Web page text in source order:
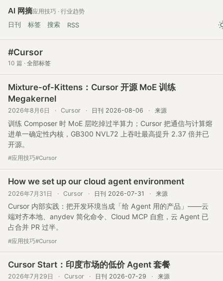
AI 网摘应用技巧 · 行业趋势
日刊 标签 搜索 RSS
#Cursor
10 篇 · 全部标签
Mixture-of-Kittens：Cursor 开源 MoE 训练
Megakernel
2026年8月6日 · Cursor · 日刊 2026-08-06 · 来源
训练 Composer 时 MoE 层吃掉过半算力；Cursor 把通信与计算熔
进单一确定性内核，GB300 NVL72 上吞吐最高提升 2.37 倍并已
开源。
#应用技巧#Cursor
How we set up our cloud agent environment
2026年7月31日 · Cursor · 日刊 2026-07-31 · 来源
Cursor 内部实践：把开发环境当成「给 Agent 用的产品」——云
端对齐本地、anydev 简化命令、Cloud MCP 自愈，云 Agent 已
占合并 PR 过半。
#应用技巧#Cursor
Cursor Start：印度市场的低价 Agent 套餐
2026年7月29日 · Cursor · 日刊 2026-07-29 · 来源